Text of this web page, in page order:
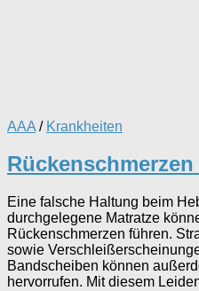
AAA / Krankheiten
Rückenschmerzen
Eine falsche Haltung beim
durchgelegene Matratze
Rückenschmerzen führen.
sowie
Bandscheiben können
hervorrufen. Mit diesem